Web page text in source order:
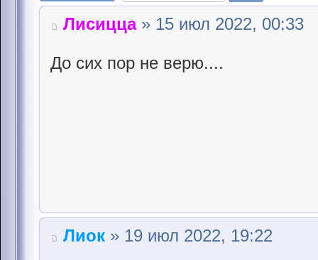
Лисицца» 15 июл 2022, 00:33
До сих пор не верю....
Лиок » 19 июл 2022, 19:22